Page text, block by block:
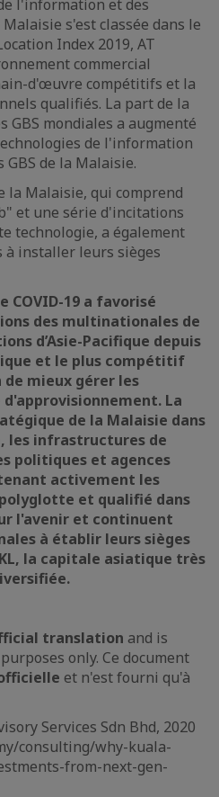
l'information et des
s'est classée dans le
Index 2019, AT
commercial
d'œuvre compétitifs et la
qualifiés. La part de la
GBS mondiales a augmenté
de l'information
de la Malaisie.
la Malaisie, qui comprend
et une série d'incitations
technologie, a également
installer leurs sièges
COVID-19 a favorisé
des multinationales de
d’Asie-Pacifique depuis
et le plus compétitif
mieux gérer les
La
de la Malaisie dans
les infrastructures de
politiques et agences
activement les
et qualifié dans
l'avenir et continuent
à établir leurs sièges
la capitale asiatique très
translation and is
only. Ce document
et n'est fourni qu'à
Services Sdn Bhd, 2020
consulting/why-kuala-
from-next-gen-